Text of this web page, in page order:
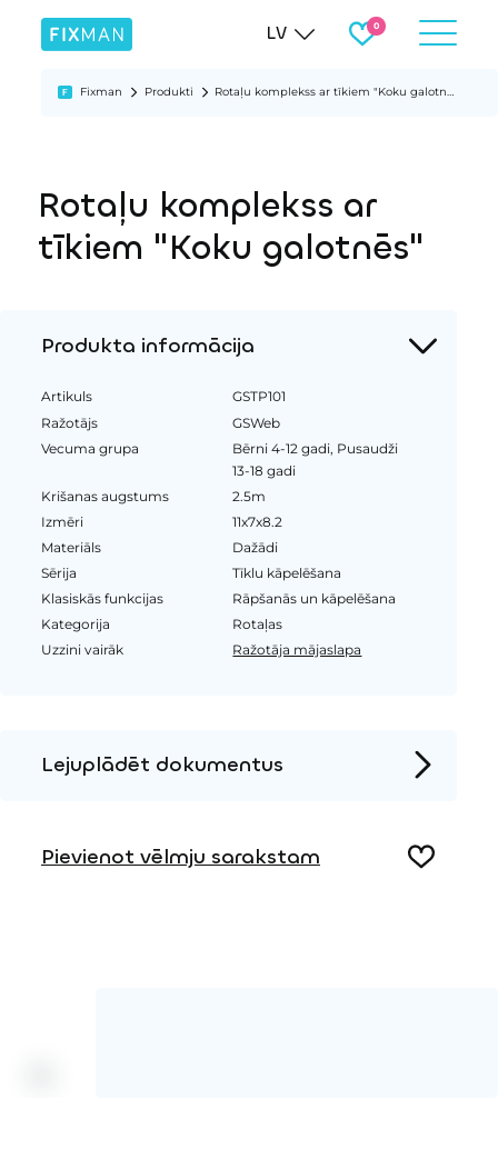
LV
Fixman Produkti Rotaļu komplekss ar tīkiem "Koku galotnēs"
Rotaļu komplekss ar
tīkiem "Koku galotnēs"
Produkta informācija
Artikuls
GSTP101
Ražotājs
GSWeb
Vecuma grupa
Bērni 4-12 gadi, Pusaudži
13-18 gadi
Krišanas augstums
2.5m
Izmēri
11x7x8.2
Materiāls
Dažādi
Sērija
Tīklu kāpelēšana
Klasiskās funkcijas
Rāpšanās un kāpelēšana
Kategorija
Rotaļas
Uzzini vairāk
Ražotāja mājaslapa
Lejuplādēt dokumentus
Pievienot vēlmju sarakstam